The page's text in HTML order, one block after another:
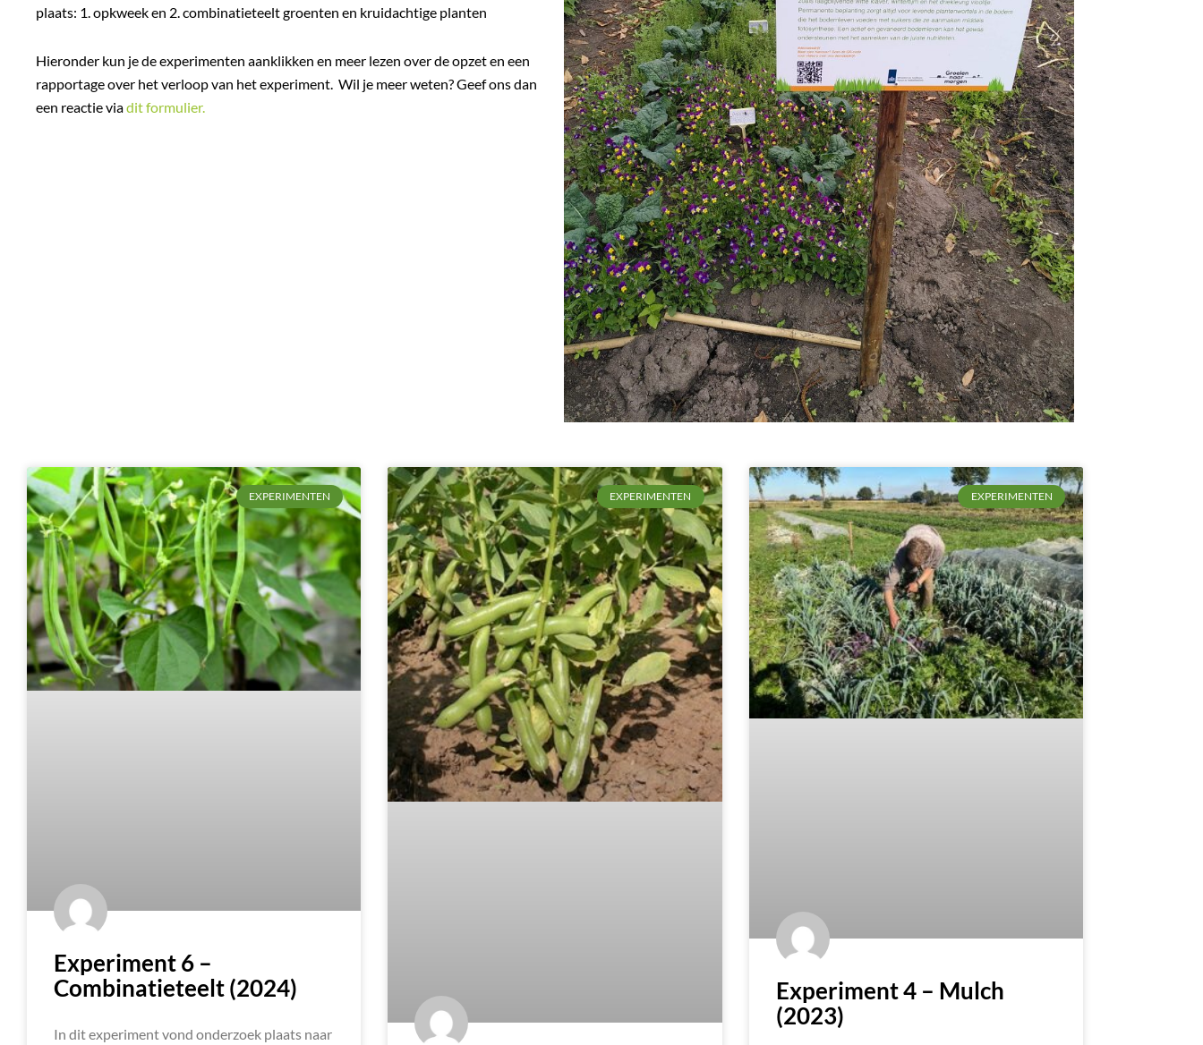
plaats: 1. opkweek en 2. combinatieteelt groenten en kruidachtige planten
Hieronder kun je de experimenten aanklikken en meer lezen over de opzet en een
rapportage over het verloop van het experiment. Wil je meer weten? Geef ons dan
een reactie viadit formulier.
EXPERIMENTEN
Experiment 6 –
Combinatieteelt (2024)
In dit experiment vond onderzoek plaats naar
EXPERIMENTEN EXPERIMENTEN
Experiment 4 – Mulch
(2023)